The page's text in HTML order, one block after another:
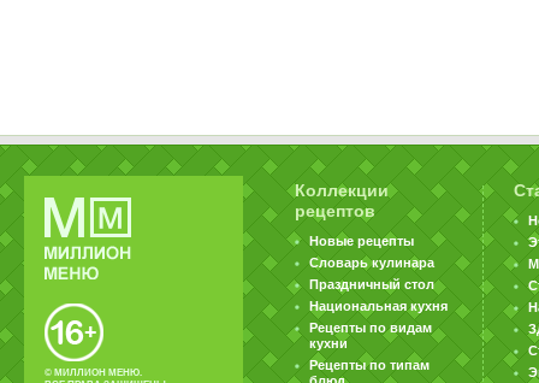
© МИЛЛИОН МЕНЮ.
Коллекции
рецептов
Новые рецепты
Словарь кулинара
Праздничный стол
Национальная кухня
Рецепты по видам
кухни
Рецепты по типам